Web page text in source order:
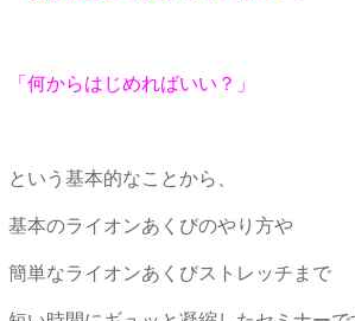
「何からはじめればいい？」
という基本的なことから、
基本のライオンあくびのやり方や
簡単なライオンあくびストレッチまで